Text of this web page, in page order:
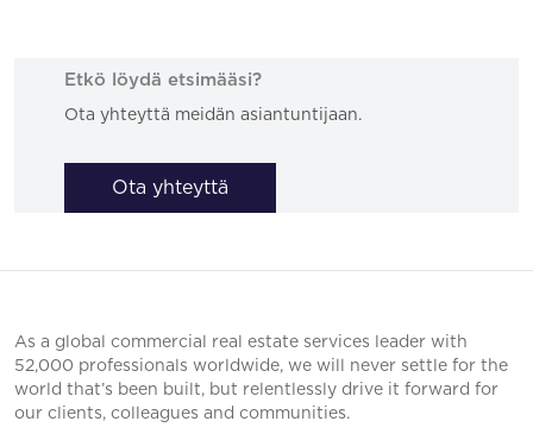
Etkö löydä etsimääsi?
Ota yhteyttä meidän asiantuntijaan.
Ota yhteyttä
As a global commercial real estate services leader with
52,000 professionals worldwide, we will never settle for the
world that’s been built, but relentlessly drive it forward for
our clients, colleagues and communities.